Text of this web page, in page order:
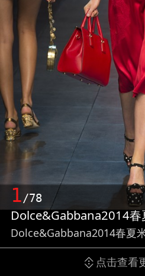
1/78
Dolce&Gabbana2014春
Dolce&Gabbana2014春夏
点击查看